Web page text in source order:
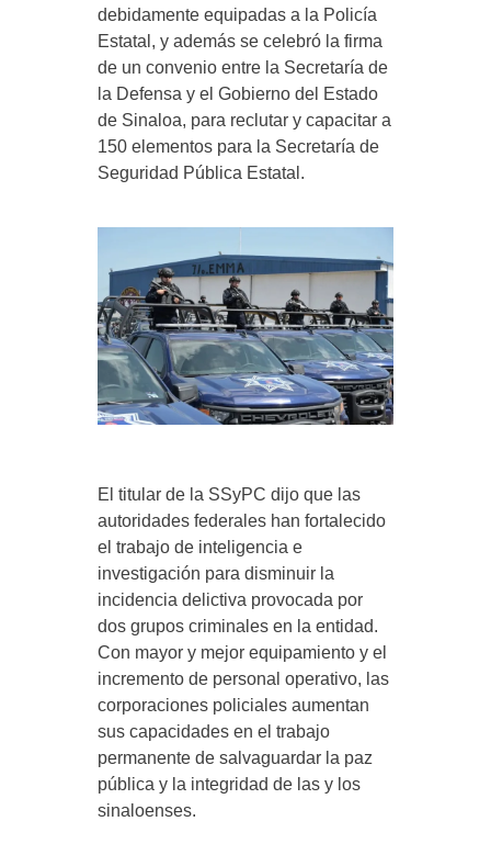
debidamente equipadas a la Policía
Estatal, y además se celebró la firma
de un convenio entre la Secretaría de
la Defensa y el Gobierno del Estado
de Sinaloa, para reclutar y capacitar a
150 elementos para la Secretaría de
Seguridad Pública Estatal.
El titular de la SSyPC dijo que las
autoridades federales han fortalecido
el trabajo de inteligencia e
investigación para disminuir la
incidencia delictiva provocada por
dos grupos criminales en la entidad.
Con mayor y mejor equipamiento y el
incremento de personal operativo, las
corporaciones policiales aumentan
sus capacidades en el trabajo
permanente de salvaguardar la paz
pública y la integridad de las y los
sinaloenses.